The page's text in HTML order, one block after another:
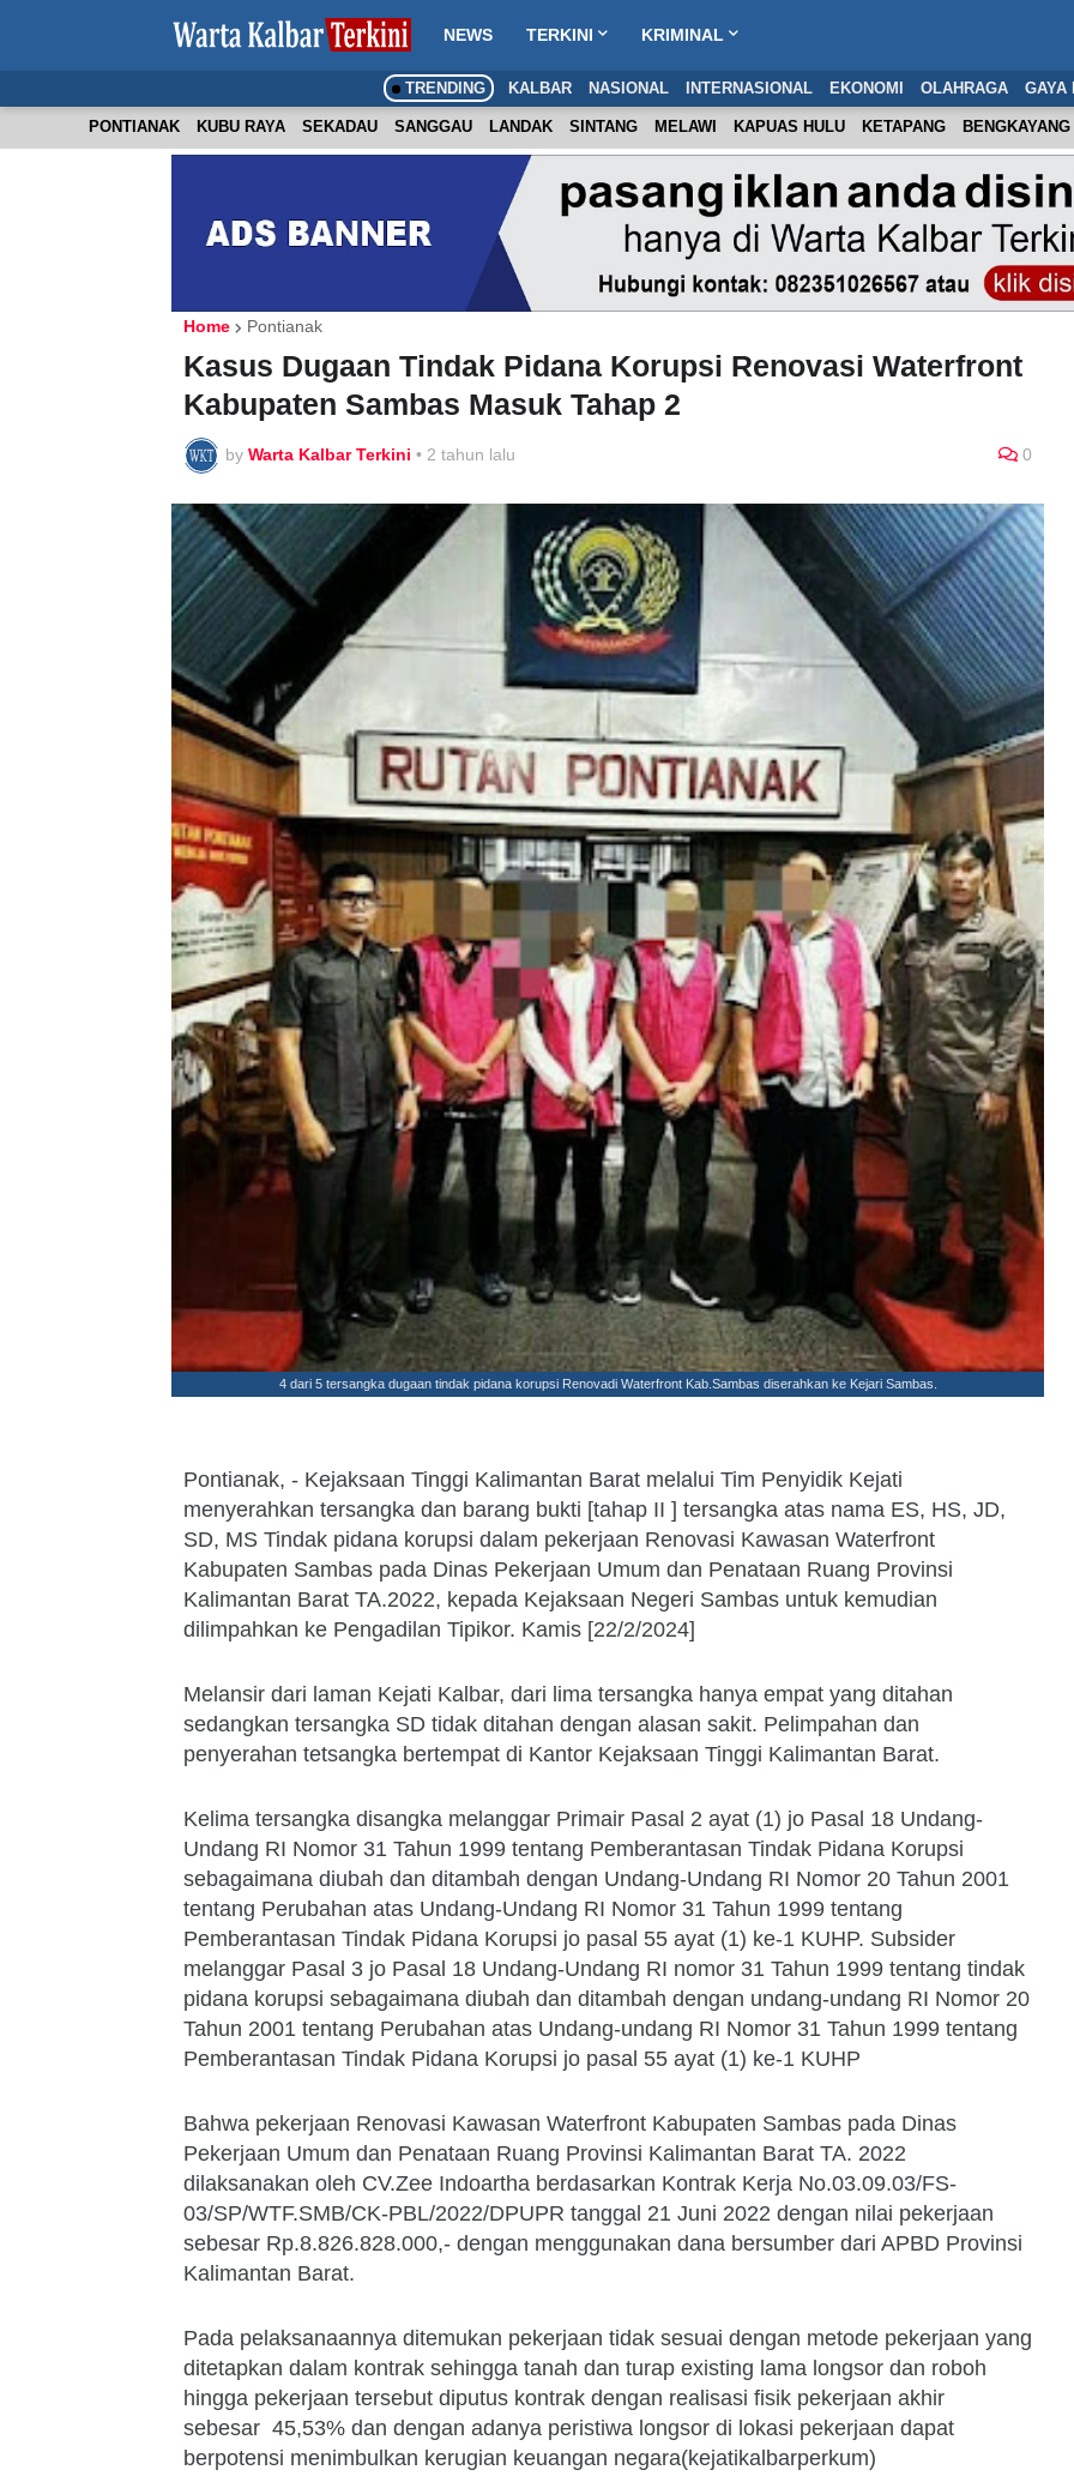
NEWS TERKINI KRIMINAL
TRENDING KALBAR NASIONAL INTERNASIONAL EKONOMI OLAHRAGA GAYA
PONTIANAK KUBU RAYA SEKADAU SANGGAU LANDAK SINTANG MELAWI KAPUAS HULU KETAPANG BENGKAYANG
Home Pontianak
Kasus Dugaan Tindak Pidana Korupsi Renovasi Waterfront
Kabupaten Sambas Masuk Tahap 2
by Warta Kalbar Terkini • 2 tahun lalu 0
4 dari 5 tersangka dugaan tindak pidana korupsi Renovadi Waterfront Kab.Sambas diserahkan ke Kejari Sambas.
Pontianak, - Kejaksaan Tinggi Kalimantan Barat melalui Tim Penyidik Kejati
menyerahkan tersangka dan barang bukti [tahap II ] tersangka atas nama ES, HS, JD,
SD, MS Tindak pidana korupsi dalam pekerjaan Renovasi Kawasan Waterfront
Kabupaten Sambas pada Dinas Pekerjaan Umum dan Penataan Ruang Provinsi
Kalimantan Barat TA.2022, kepada Kejaksaan Negeri Sambas untuk kemudian
dilimpahkan ke Pengadilan Tipikor. Kamis [22/2/2024]
Melansir dari laman Kejati Kalbar, dari lima tersangka hanya empat yang ditahan
sedangkan tersangka SD tidak ditahan dengan alasan sakit. Pelimpahan dan
penyerahan tetsangka bertempat di Kantor Kejaksaan Tinggi Kalimantan Barat.
Kelima tersangka disangka melanggar Primair Pasal 2 ayat (1) jo Pasal 18 Undang-
Undang RI Nomor 31 Tahun 1999 tentang Pemberantasan Tindak Pidana Korupsi
sebagaimana diubah dan ditambah dengan Undang-Undang RI Nomor 20 Tahun 2001
tentang Perubahan atas Undang-Undang RI Nomor 31 Tahun 1999 tentang
Pemberantasan Tindak Pidana Korupsi jo pasal 55 ayat (1) ke-1 KUHP. Subsider
melanggar Pasal 3 jo Pasal 18 Undang-Undang RI nomor 31 Tahun 1999 tentang tindak
pidana korupsi sebagaimana diubah dan ditambah dengan undang-undang RI Nomor 20
Tahun 2001 tentang Perubahan atas Undang-undang RI Nomor 31 Tahun 1999 tentang
Pemberantasan Tindak Pidana Korupsi jo pasal 55 ayat (1) ke-1 KUHP
Bahwa pekerjaan Renovasi Kawasan Waterfront Kabupaten Sambas pada Dinas
Pekerjaan Umum dan Penataan Ruang Provinsi Kalimantan Barat TA. 2022
dilaksanakan oleh CV.Zee Indoartha berdasarkan Kontrak Kerja No.03.09.03/FS-
03/SP/WTF.SMB/CK-PBL/2022/DPUPR tanggal 21 Juni 2022 dengan nilai pekerjaan
sebesar Rp.8.826.828.000,- dengan menggunakan dana bersumber dari APBD Provinsi
Kalimantan Barat.
Pada pelaksanaannya ditemukan pekerjaan tidak sesuai dengan metode pekerjaan yang
ditetapkan dalam kontrak sehingga tanah dan turap existing lama longsor dan roboh
hingga pekerjaan tersebut diputus kontrak dengan realisasi fisik pekerjaan akhir
sebesar 45,53% dan dengan adanya peristiwa longsor di lokasi pekerjaan dapat
berpotensi menimbulkan kerugian keuangan negara(kejatikalbarperkum)